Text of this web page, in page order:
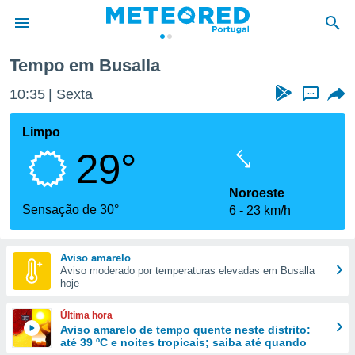
da
foi
fornecidas
a este
das
e
forma
digital
Tempo em Busalla
10:35 Sexta ...
Limpo
29°
Sensação de 30°
Noroeste
6
23 km/h
Aviso amarelo
Aviso moderado por temperaturas elevadas em Busalla
hoje
Última hora
Aviso amarelo de tempo quente neste distrito:
até 39 ºC e noites tropicais; saiba até quando